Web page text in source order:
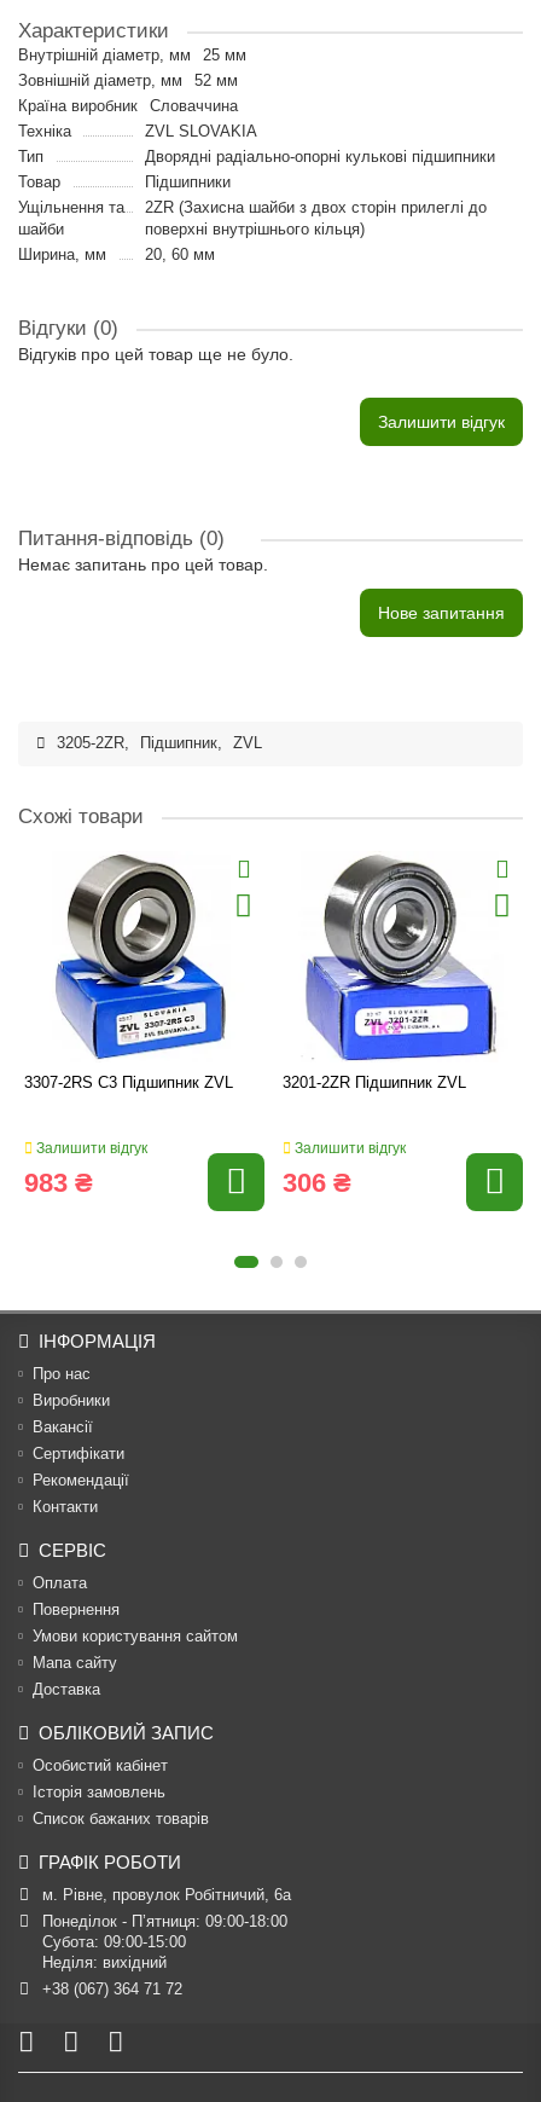
Характеристики
Внутрішній діаметр, мм
25 мм
Зовнішній діаметр, мм
52 мм
Країна виробник
Словаччина
Техніка
ZVL SLOVAKIA
Тип
Дворядні радіально-опорні кулькові підшипники
Товар
Підшипники
Ущільнення та
шайби
2ZR (Захисна шайби з двох сторін прилеглі до
поверхні внутрішнього кільця)
Ширина, мм
20, 60 мм
Відгуки (0)
Відгуків про цей товар ще не було.
Залишити відгук
Питання-відповідь (0)
Немає запитань про цей товар.
Нове запитання
3205-2ZR, Підшипник, ZVL
Схожі товари
3307-2RS C3 Підшипник ZVL
Залишити відгук
983 ₴
3201-2ZR Підшипник ZVL
Залишити відгук
306 ₴
ІНФОРМАЦІЯ
Про нас
Виробники
Вакансії
Сертифікати
Рекомендації
Контакти
СЕРВІС
Оплата
Повернення
Умови користування сайтом
Мапа сайту
Доставка
ОБЛІКОВИЙ ЗАПИС
Особистий кабінет
Історія замовлень
Список бажаних товарів
ГРАФІК РОБОТИ
м. Рівне, провулок Робітничий, 6а
Понеділок - П’ятниця: 09:00-18:00
Субота: 09:00-15:00
Неділя: вихідний
+38 (067) 364 71 72